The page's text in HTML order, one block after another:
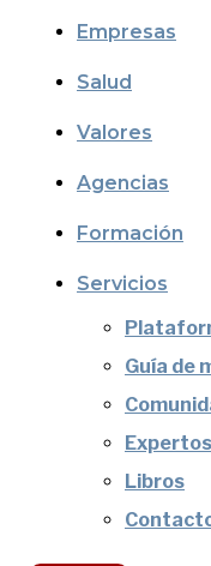
Empresas
Salud
Valores
Agencias
Formación
Servicios
Guía de
Expertos
Libros